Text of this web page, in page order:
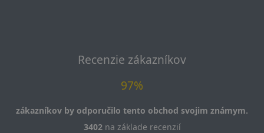
Recenzie zákazníkov
97%
zákazníkov by odporučilo tento obchod svojim známym.
3402na základe recenzií